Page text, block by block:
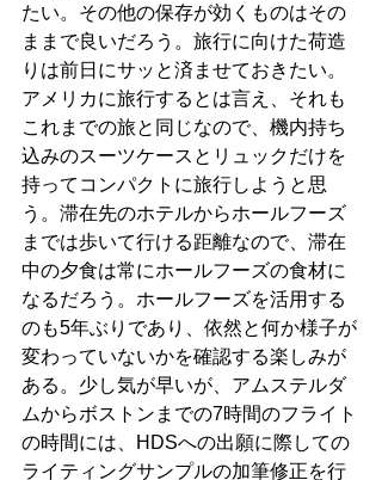
たい。その他の保存が効くものはその
ままで良いだろう。旅行に向けた荷造
りは前日にサッと済ませておきたい。
アメリカに旅行するとは言え、それも
これまでの旅と同じなので、機内持ち
込みのスーツケースとリュックだけを
持ってコンパクトに旅行しようと思
う。滞在先のホテルからホールフーズ
までは歩いて行ける距離なので、滞在
中の夕食は常にホールフーズの食材に
なるだろう。ホールフーズを活用する
のも5年ぶりであり、依然と何か様子が
変わっていないかを確認する楽しみが
ある。少し気が早いが、アムステルダ
ムからボストンまでの7時間のフライト
の時間には、HDSへの出願に際しての
ライティングサンプルの加筆修正を行